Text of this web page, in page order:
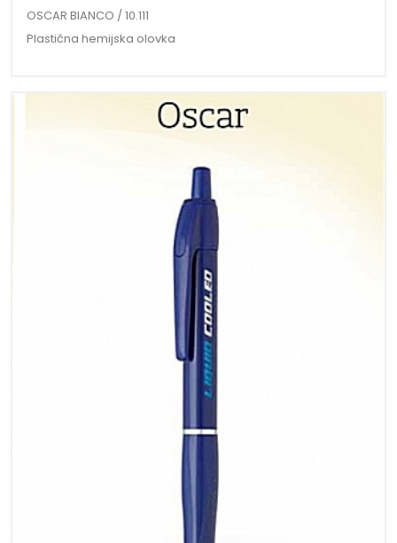
OSCAR BIANCO / 10.111
Plastična hemijska olovka